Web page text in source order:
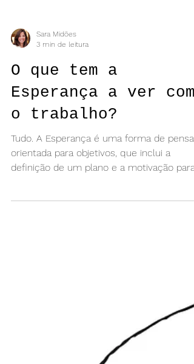
Sara Midões
3 min de leitura
O que tem a
Esperança a ver com
o trabalho?
Tudo. A Esperança é uma forma de pensar
definição de um plano e a motivação para